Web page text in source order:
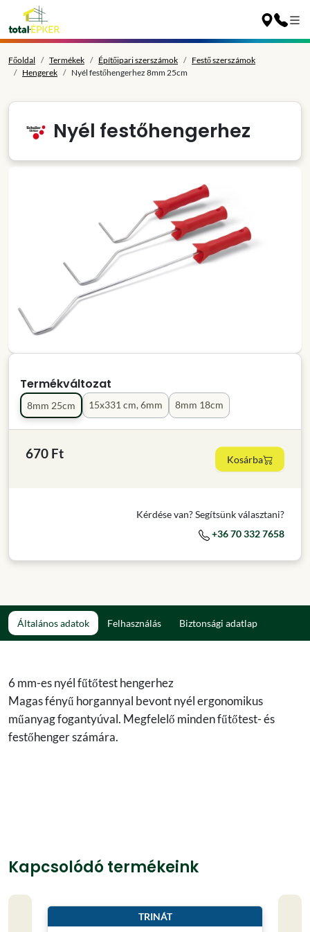
Főoldal Termékek Építőipari szerszámok
Festő szerszámok
Hengerek
Nyél festőhengerhez 8mm 25cm
Nyél festőhengerhez
Termékváltozat
15x331 cm, 6mm
8mm 25cm 8mm 18cm
670 Ft Kosárba
Kérdése van? Segítsünk választani?
+36 70 332 7658
Általános adatok Felhasználás Biztonsági adatlap
6 mm-es nyél fűtőtest hengerhez
Magas fényű horgannyal bevont nyél ergonomikus
műanyag fogantyúval. Megfelelő minden fűtőtest- és
festőhenger számára.
Kapcsolódó termékeink
TRINÁT